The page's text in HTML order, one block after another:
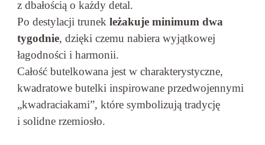
z dbałością o każdy detal.
Po destylacji trunek leżakuje minimum dwa
tygodnie, dzięki czemu nabiera wyjątkowej
łagodności i harmonii.
Całość butelkowana jest w charakterystyczne,
kwadratowe butelki inspirowane przedwojennymi
„kwadraciakami”, które symbolizują tradycję
i solidne rzemiosło.